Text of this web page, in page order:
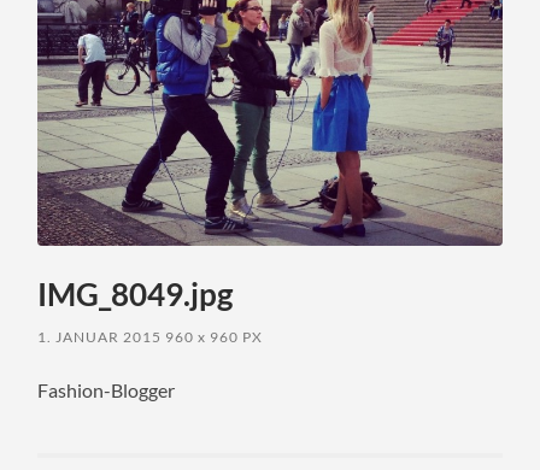
IMG_8049.jpg
1. JANUAR 2015 960x 960 PX
Fashion-Blogger